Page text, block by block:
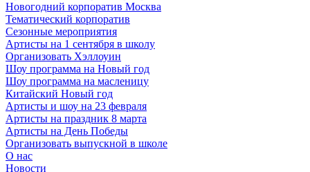
Новогодний корпоратив Москва
Тематический корпоратив
Сезонные мероприятия
Артисты на 1 сентября в школу
Организовать Хэллоуин
Шоу программа на Новый год
Шоу программа на масленицу
Китайский Новый год
Артисты и шоу на 23 февраля
Артисты на праздник 8 марта
Артисты на День Победы
Организовать выпускной в школе
О нас
Новости